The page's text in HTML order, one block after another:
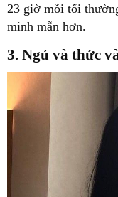
23 giờ mỗi tối
minh mẫn hơn.
3. Ngủ và thức